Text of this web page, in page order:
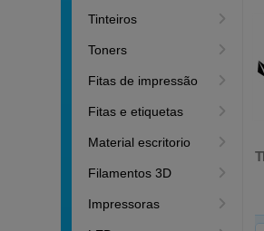
Tinteiros
Toners
Fitas de impressão
Fitas e etiquetas
Material escritorio
Filamentos 3D
Impressoras